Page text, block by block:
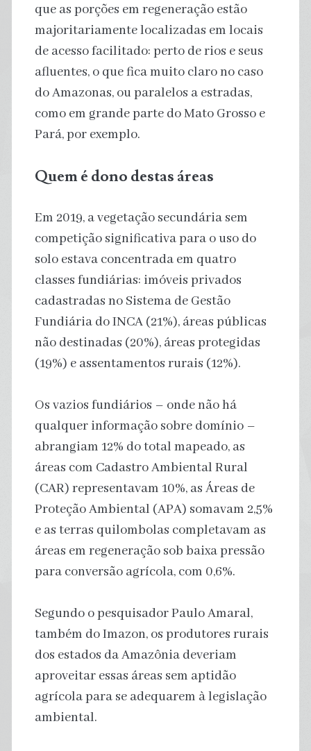
que as porções em regeneração estão
majoritariamente localizadas em locais
de acesso facilitado: perto de rios e seus
afluentes, o que fica muito claro no caso
do Amazonas, ou paralelos a estradas,
como em grande parte do Mato Grosso e
Pará, por exemplo.
Quem é dono destas áreas
Em 2019, a vegetação secundária sem
competição significativa para o uso do
solo estava concentrada em quatro
classes fundiárias: imóveis privados
cadastradas no Sistema de Gestão
Fundiária do INCA (21%), áreas públicas
não destinadas (20%), áreas protegidas
(19%) e assentamentos rurais (12%).
Os vazios fundiários – onde não há
qualquer informação sobre domínio –
abrangiam 12% do total mapeado, as
áreas com Cadastro Ambiental Rural
(CAR) representavam 10%, as Áreas de
Proteção Ambiental (APA) somavam 2,5%
e as terras quilombolas completavam as
áreas em regeneração sob baixa pressão
para conversão agrícola, com 0,6%.
Segundo o pesquisador Paulo Amaral,
também do Imazon, os produtores rurais
dos estados da Amazônia deveriam
aproveitar essas áreas sem aptidão
agrícola para se adequarem à legislação
ambiental.